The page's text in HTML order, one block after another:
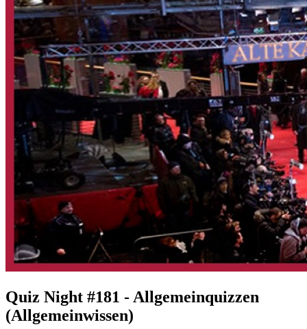
Quiz Night #181 - Allgemeinquizzen
(Allgemeinwissen)